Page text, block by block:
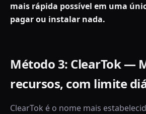
mais rápida possível em uma
pagar ou instalar nada.
Método 3: ClearTok —
recursos, com limite
ClearTok é o nome mais